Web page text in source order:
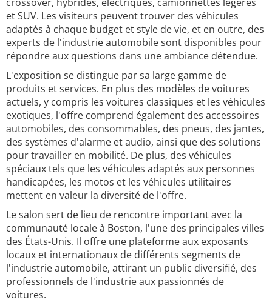
et SUV. Les visiteurs peuvent trouver des véhicules
adaptés à chaque budget et style de vie, et en outre, des
experts de l'industrie automobile sont disponibles pour
répondre aux questions dans une ambiance détendue.
L'exposition se distingue par sa large gamme de
produits et services. En plus des modèles de voitures
actuels, y compris les voitures classiques et les véhicules
exotiques, l'offre comprend également des accessoires
automobiles, des consommables, des pneus, des jantes,
des systèmes d'alarme et audio, ainsi que des solutions
pour travailler en mobilité. De plus, des véhicules
spéciaux tels que les véhicules adaptés aux personnes
handicapées, les motos et les véhicules utilitaires
mettent en valeur la diversité de l'offre.
Le salon sert de lieu de rencontre important avec la
communauté locale à Boston, l'une des principales villes
des États-Unis. Il offre une plateforme aux exposants
locaux et internationaux de différents segments de
l'industrie automobile, attirant un public diversifié, des
professionnels de l'industrie aux passionnés de
voitures.